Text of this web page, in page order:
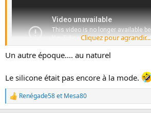
Cliquez pour agrandir...
Un autre époque.... au naturel
Le silicone était pas encore à la mode.
L
e
Renégade58et Mesa80